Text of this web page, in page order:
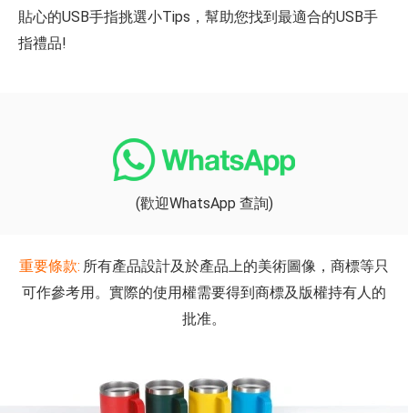
貼心的USB手指挑選小Tips，幫助您找到最適合的USB手
指禮品!
(歡迎WhatsApp 查詢)
重要條款: 所有產品設計及於產品上的美術圖像，商標等只
可作參考用。實際的使用權需要得到商標及版權持有人的
批准。